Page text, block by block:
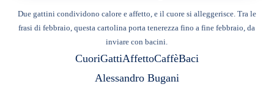
Due gattini condividono calore e affetto, e il cuore si alleggerisce. Tra le
frasi di febbraio, questa cartolina porta tenerezza fino a fine febbraio, da
inviare con bacini.
CuoriGattiAffettoCaffèBaci
Alessandro Bugani